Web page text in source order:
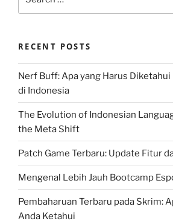
RECENT POSTS
Nerf Buff: Apa yang Harus
di Indonesia
The Evolution of Indonesian
the Meta Shift
Patch Game Terbaru: Update Fitur
Mengenal Lebih Jauh Bootcamp
Pembaharuan Terbaru pada Skrim:
Anda Ketahui